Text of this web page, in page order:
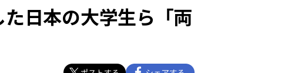
た日本の大学生ら「両